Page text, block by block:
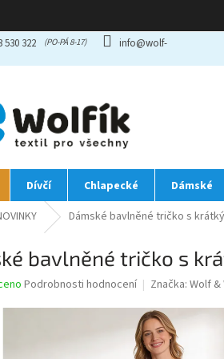
530 322
info@wolf-
Dívčí Chlapecké Dámské
Dámské bavlněné tričko s
bavlněné tričko s
Podrobnosti hodnocení Značka: Wolf &